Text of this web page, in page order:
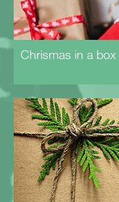
Chrismas in a